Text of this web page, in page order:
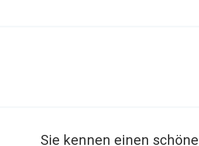
Sie kennen einen